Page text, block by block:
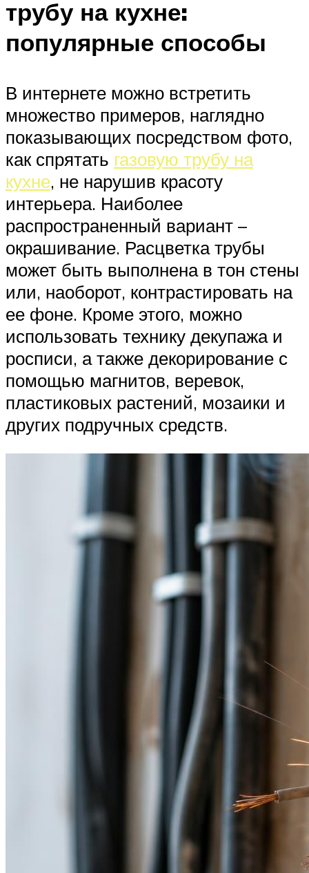
трубу на кухне:
популярные способы
В интернете можно встретить
множество примеров, наглядно
показывающих посредством фото,
как спрятать газовую трубу на
кухне, не нарушив красоту
интерьера. Наиболее
распространенный вариант –
окрашивание. Расцветка трубы
может быть выполнена в тон стены
или, наоборот, контрастировать на
ее фоне. Кроме этого, можно
использовать технику декупажа и
росписи, а также декорирование с
помощью магнитов, веревок,
пластиковых растений, мозаики и
других подручных средств.